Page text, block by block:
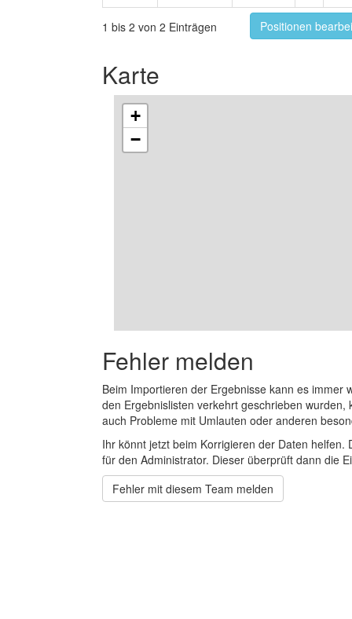
1 bis 2 von 2 Einträgen Positionen
Karte
+
−
Fehler melden
Beim Importieren der Ergebnisse kann es
den Ergebnislisten verkehrt geschrieben
auch Probleme mit Umlauten oder anderen
Ihr könnt jetzt beim Korrigieren der Daten
für den Administrator. Dieser überprüft dann die
Fehler mit diesem Team melden